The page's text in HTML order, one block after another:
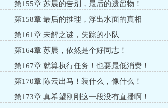
第155章 苏晨的告别，最后的遗留物！
第158章 最后的推理，浮出水面的真相
第161章 未解之谜，失踪的小队
第164章 苏晨，依然是个好同志！
第167章 就算执行任务！也要最低消费！
第170章 陈云出马！装什么，像什么！
第173章 真希望刚刚这一段没有直播啊！